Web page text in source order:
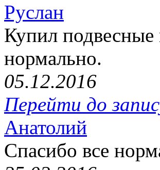
Руслан
Купил
нормально.
05.12.2016
Перейти до
Анатолий
Спасибо все